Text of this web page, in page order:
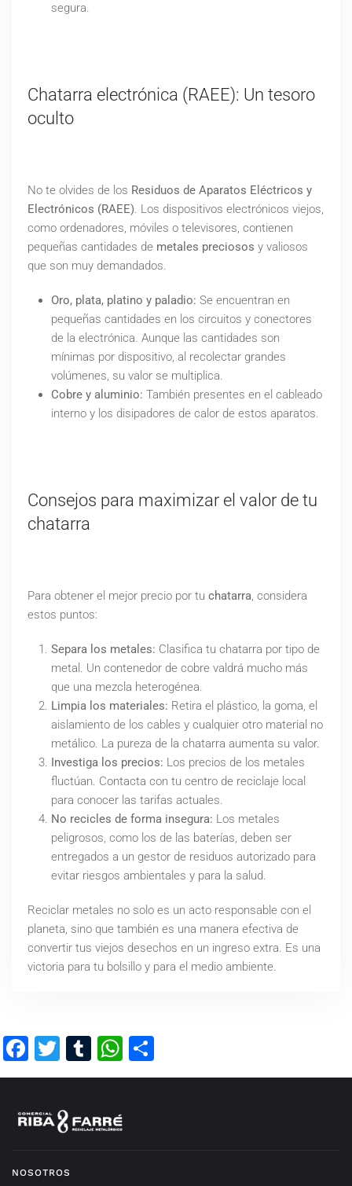
segura.
Chatarra electrónica (RAEE): Un tesoro
oculto
No te olvides de los Residuos de Aparatos Eléctricos y
Electrónicos (RAEE). Los dispositivos electrónicos viejos,
como ordenadores, móviles o televisores, contienen
pequeñas cantidades de metales preciosos y valiosos
que son muy demandados.
Oro, plata, platino y paladio: Se encuentran en
pequeñas cantidades en los circuitos y conectores
de la electrónica. Aunque las cantidades son
mínimas por dispositivo, al recolectar grandes
volúmenes, su valor se multiplica.
Cobre y aluminio: También presentes en el cableado
interno y los disipadores de calor de estos aparatos.
Consejos para maximizar el valor de tu
chatarra
Para obtener el mejor precio por tu chatarra, considera
estos puntos:
Separa los metales: Clasifica tu chatarra por tipo de
metal. Un contenedor de cobre valdrá mucho más
que una mezcla heterogénea.
Limpia los materiales: Retira el plástico, la goma, el
aislamiento de los cables y cualquier otro material no
metálico. La pureza de la chatarra aumenta su valor.
Investiga los precios: Los precios de los metales
fluctúan. Contacta con tu centro de reciclaje local
para conocer las tarifas actuales.
No recicles de forma insegura: Los metales
peligrosos, como los de las baterías, deben ser
entregados a un gestor de residuos autorizado para
evitar riesgos ambientales y para la salud.
Reciclar metales no solo es un acto responsable con el
planeta, sino que también es una manera efectiva de
convertir tus viejos desechos en un ingreso extra. Es una
victoria para tu bolsillo y para el medio ambiente.
Facebook
Twitter
TumblrWhatsApp
NOSOTROS